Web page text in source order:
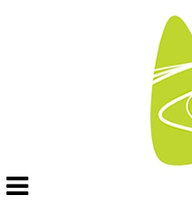
Veksle
navigasjon